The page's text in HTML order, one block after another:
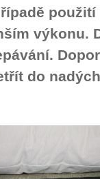
použití
výkonu.
do